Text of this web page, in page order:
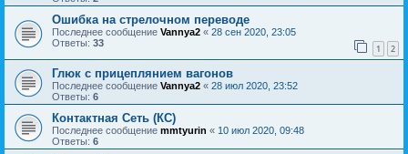
Ошибка на стрелочном переводе
Последнее сообщение Vannya2 « 28 сен 2020, 23:05
Ответы: 33 1 2
Глюк с прицеплянием вагонов
Последнее сообщение Vannya2 « 28 июл 2020, 23:52
Ответы: 6
Контактная Сеть (КС)
Последнее сообщение mmtyurin « 10 июл 2020, 09:48
Ответы: 6